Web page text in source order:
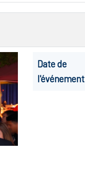
Date de
l'événement